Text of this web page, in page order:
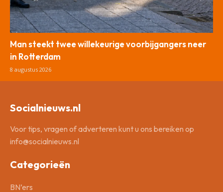
Man steekt twee willekeurige voorbijgangers neer
in Rotterdam
8 augustus 2026
Socialnieuws.nl
Voor tips, vragen of adverteren kunt u ons bereiken op
info@socialnieuws.nl
Categorieën
BN’ers